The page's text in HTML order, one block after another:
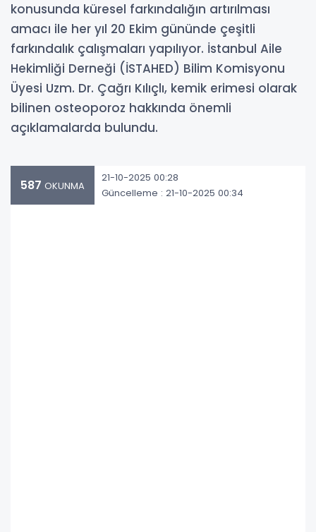
konusunda küresel farkındalığın artırılması
amacı ile her yıl 20 Ekim gününde çeşitli
farkındalık çalışmaları yapılıyor. İstanbul Aile
Hekimliği Derneği (İSTAHED) Bilim Komisyonu
Üyesi Uzm. Dr. Çağrı Kılıçlı, kemik erimesi olarak
bilinen osteoporoz hakkında önemli
açıklamalarda bulundu.
587 OKUNMA
21-10-2025 00:28
Güncelleme : 21-10-2025 00:34